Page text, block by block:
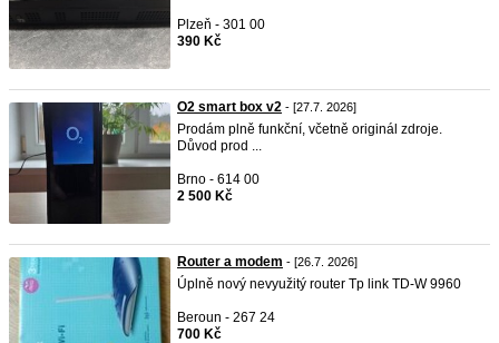
Plzeň - 301 00
390 Kč
O2 smart box v2 - [27.7. 2026]
Prodám plně funkční, včetně originál zdroje.
Důvod prod ...
Brno - 614 00
2 500 Kč
Router a modem - [26.7. 2026]
Úplně nový nevyužitý router Tp link TD-W 9960
Beroun - 267 24
700 Kč